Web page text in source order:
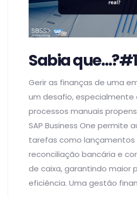
Sabia
Gerir as finanças de uma
um desafio, especialmente
processos manuais
SAP Business One permite
tarefas como lançamentos
reconciliação bancária e
de caixa, garantindo maior
eficiência. Uma gestão